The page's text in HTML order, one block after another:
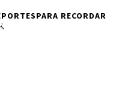
PARA RECORDAR